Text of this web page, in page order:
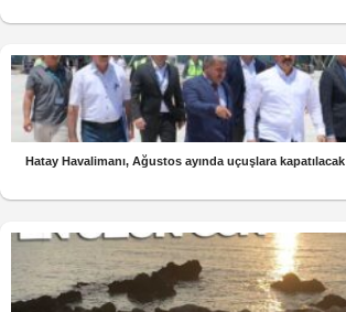
Hatay Havalimanı, Ağustos ayında uçuşlara kapatılacak